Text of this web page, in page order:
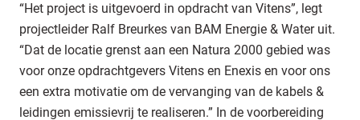
“Het project is uitgevoerd in opdracht van Vitens”, legt
projectleider Ralf Breurkes van BAM Energie & Water uit.
“Dat de locatie grenst aan een Natura 2000 gebied was
voor onze opdrachtgevers Vitens en Enexis en voor ons
een extra motivatie om de vervanging van de kabels &
leidingen emissievrij te realiseren.” In de voorbereiding